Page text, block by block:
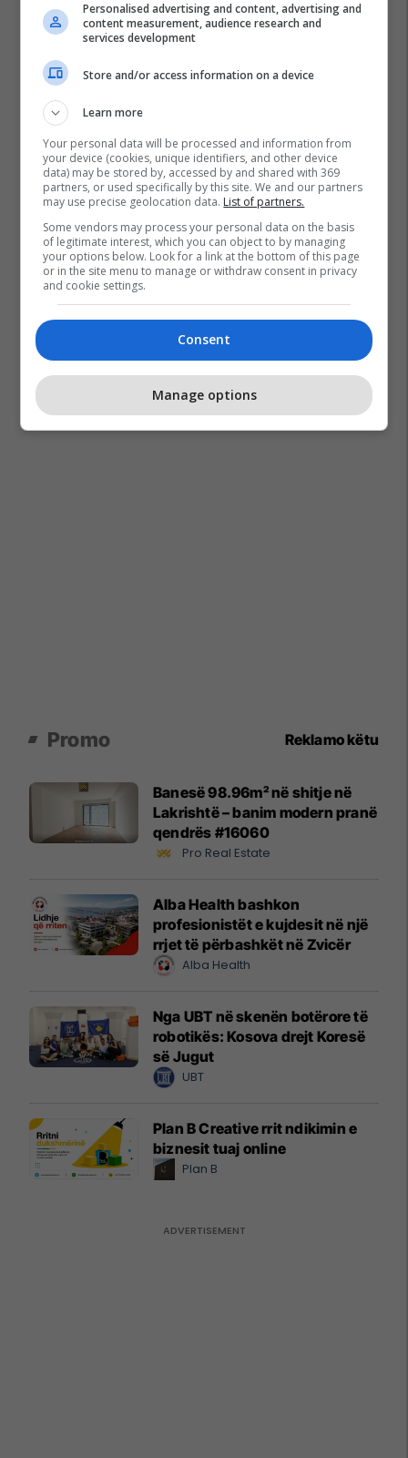
Ministria E Shëndetësisë - Mk
Promo Reklamo këtu
Banesë 98.96m² në shitje në
Lakrishtë – banim modern pranë
qendrës #16060
Pro Real Estate
Alba Health bashkon
profesionistët e kujdesit në një
rrjet të përbashkët në Zvicër
Alba Health
Nga UBT në skenën botërore të
robotikës: Kosova drejt Koresë
së Jugut
UBT
Plan B Creative rrit ndikimin e
biznesit tuaj online
Plan B
Personalised advertising and content, advertising and
content measurement, audience research and
services development
Store and/or access information on a device
Learn more
Your personal data will be processed and information from
your device (cookies, unique identifiers, and other device
data) may be stored by, accessed by and shared with 369
partners, or used specifically by this site. We and our partners
may use precise geolocation data. List of partners.
Some vendors may process your personal data on the basis
of legitimate interest, which you can object to by managing
your options below. Look for a link at the bottom of this page
or in the site menu to manage or withdraw consent in privacy
and cookie settings.
Consent
Manage options